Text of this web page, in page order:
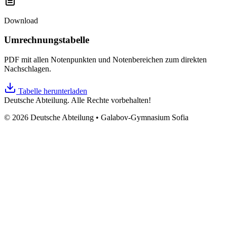
Download
Umrechnungstabelle
PDF mit allen Notenpunkten und Notenbereichen zum direkten
Nachschlagen.
Tabelle herunterladen
Deutsche Abteilung. Alle Rechte vorbehalten!
© 2026 Deutsche Abteilung • Galabov-Gymnasium Sofia